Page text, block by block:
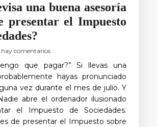
una buena asesoría
presentar el Impuesto
hay comentarios
que pagar?” Si llevas una
hayas pronunciado
vez durante el mes de julio. Y
abre el ordenador ilusionado
el Impuesto de Sociedades.
de presentar el Impuesto sobre